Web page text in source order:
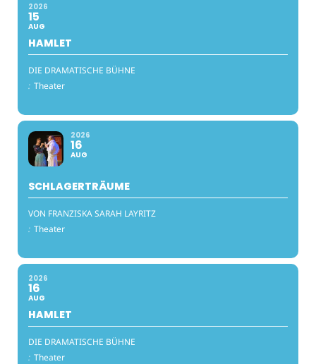
2026
15
AUG
HAMLET
DIE DRAMATISCHE BÜHNE
: Theater
2026
16
AUG
SCHLAGERTRÄUME
VON FRANZISKA SARAH LAYRITZ
: Theater
2026
16
AUG
HAMLET
DIE DRAMATISCHE BÜHNE
: Theater